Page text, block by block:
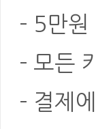
- 5만원
- 모든
- 결제